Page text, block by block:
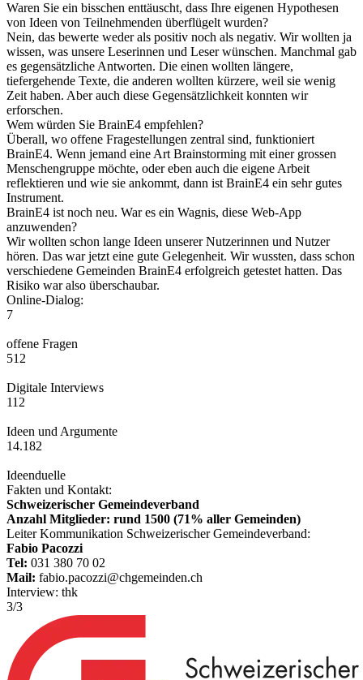
Waren Sie ein bisschen enttäuscht, dass Ihre eigenen Hypothesen
von Ideen von Teilnehmenden überflügelt wurden?
Nein, das bewerte weder als positiv noch als negativ. Wir wollten ja
wissen, was unsere Leserinnen und Leser wünschen. Manchmal gab
es gegensätzliche Antworten. Die einen wollten längere,
tiefergehende Texte, die anderen wollten kürzere, weil sie wenig
Zeit haben. Aber auch diese Gegensätzlichkeit konnten wir
erforschen.
Wem würden Sie BrainE4 empfehlen?
Überall, wo offene Fragestellungen zentral sind, funktioniert
BrainE4. Wenn jemand eine Art Brainstorming mit einer grossen
Menschengruppe möchte, oder eben auch die eigene Arbeit
reflektieren und wie sie ankommt, dann ist BrainE4 ein sehr gutes
Instrument.
BrainE4 ist noch neu. War es ein Wagnis, diese Web-App
anzuwenden?
Wir wollten schon lange Ideen unserer Nutzerinnen und Nutzer
hören. Das war jetzt eine gute Gelegenheit. Wir wussten, dass schon
verschiedene Gemeinden BrainE4 erfolgreich getestet hatten. Das
Risiko war also überschaubar.
Online-Dialog:
7
offene Fragen
512
Digitale Interviews
112
Ideen und Argumente
14.182
Ideenduelle
Fakten und Kontakt:
Schweizerischer Gemeindeverband
Anzahl Mitglieder: rund 1500 (71% aller Gemeinden)
Leiter Kommunikation Schweizerischer Gemeindeverband:
Fabio Pacozzi
Tel: 031 380 70 02
Mail: fabio.pacozzi@chgemeinden.ch
Interview: thk
3/3